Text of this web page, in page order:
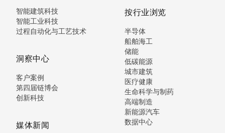
智能建筑科技
智能工业科技
过程自动化与工艺技术
洞察中心
客户案例
第四届链博会
创新科技
媒体新闻
按行业浏览
半导体
船舶海工
储能
低碳能源
城市建筑
医疗健康
生命科学与制药
高端制造
新能源汽车
数据中心